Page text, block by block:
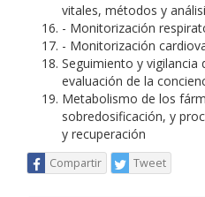
vitales, métodos y
- Monitorización
- Monitorización
Seguimiento y vigilancia
evaluación de la
Metabolismo de los
sobredosificación, y
y recuperación
Compartir Tweet